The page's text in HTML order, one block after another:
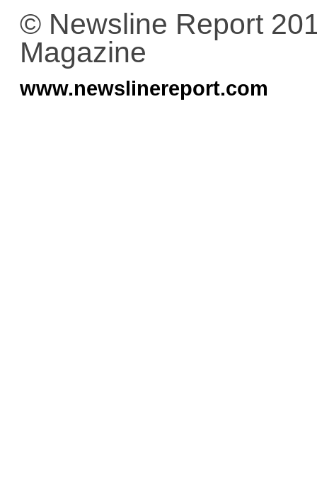
© Newsline Report
Magazine
www.newslinereport.com